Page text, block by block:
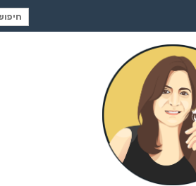
חיפוש